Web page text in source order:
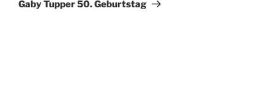
Gaby Tupper 50. Geburtstag